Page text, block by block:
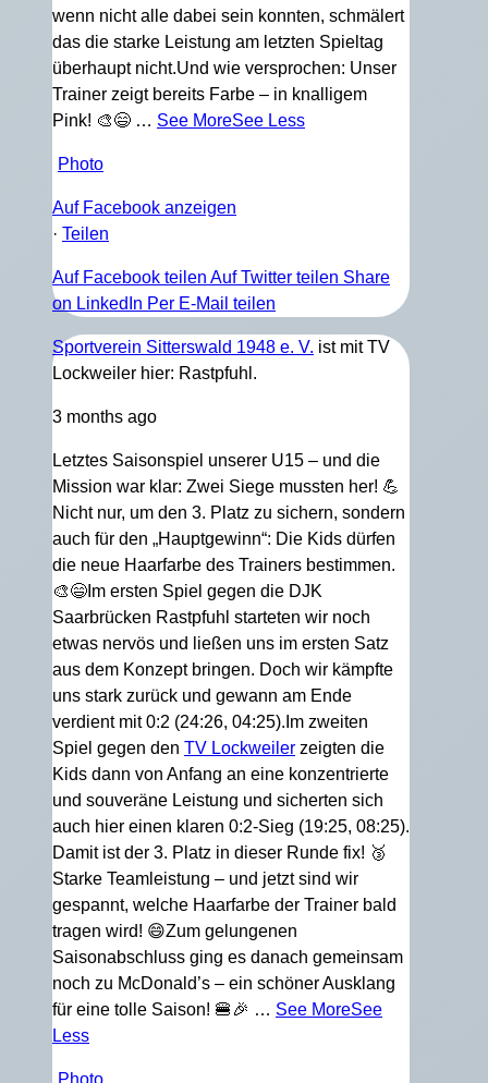
wenn nicht alle dabei sein konnten, schmälert
das die starke Leistung am letzten Spieltag
überhaupt nicht.Und wie versprochen: Unser
Trainer zeigt bereits Farbe – in knalligem
Pink! 🎨😄 … See MoreSee Less
Photo
Auf Facebook anzeigen
· Teilen
Auf Facebook teilen Auf Twitter teilen Share
on LinkedIn Per E-Mail teilen
Sportverein Sitterswald 1948 e. V. ist mit TV
Lockweiler hier: Rastpfuhl.
3 months ago
Letztes Saisonspiel unserer U15 – und die
Mission war klar: Zwei Siege mussten her! 💪
Nicht nur, um den 3. Platz zu sichern, sondern
auch für den „Hauptgewinn“: Die Kids dürfen
die neue Haarfarbe des Trainers bestimmen.
🎨😄 Im ersten Spiel gegen die DJK
Saarbrücken Rastpfuhl starteten wir noch
etwas nervös und ließen uns im ersten Satz
aus dem Konzept bringen. Doch wir kämpfte
uns stark zurück und gewann am Ende
verdient mit 0:2 (24:26, 04:25). Im zweiten
Spiel gegen den TV Lockweiler zeigten die
Kids dann von Anfang an eine konzentrierte
und souveräne Leistung und sicherten sich
auch hier einen klaren 0:2-Sieg (19:25, 08:25).
Damit ist der 3. Platz in dieser Runde fix! 🥉
Starke Teamleistung – und jetzt sind wir
gespannt, welche Haarfarbe der Trainer bald
tragen wird! 😄Zum gelungenen
Saisonabschluss ging es danach gemeinsam
noch zu McDonald’s – ein schöner Ausklang
für eine tolle Saison! 🍔🎉 … See MoreSee
Less
Photo